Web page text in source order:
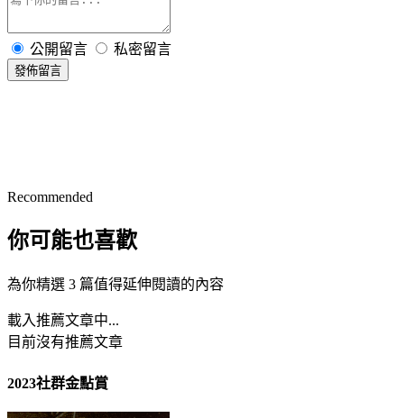
公開留言 私密留言
發佈留言
Recommended
你可能也喜歡
為你精選 3 篇值得延伸閱讀的內容
載入推薦文章中...
目前沒有推薦文章
2023社群金點賞